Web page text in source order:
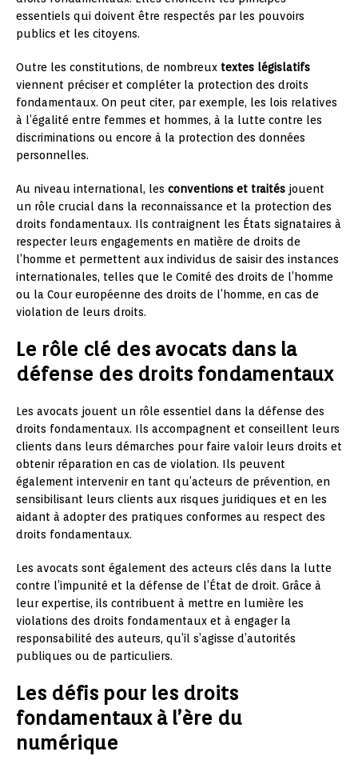
essentiels qui doivent être respectés par les pouvoirs
publics et les citoyens.
Outre les constitutions, de nombreux textes législatifs
viennent préciser et compléter la protection des droits
fondamentaux. On peut citer, par exemple, les lois relatives
à l’égalité entre femmes et hommes, à la lutte contre les
discriminations ou encore à la protection des données
personnelles.
Au niveau international, les conventions et traités jouent
un rôle crucial dans la reconnaissance et la protection des
droits fondamentaux. Ils contraignent les États signataires à
respecter leurs engagements en matière de droits de
l’homme et permettent aux individus de saisir des instances
internationales, telles que le Comité des droits de l’homme
ou la Cour européenne des droits de l’homme, en cas de
violation de leurs droits.
Le rôle clé des avocats dans la
défense des droits fondamentaux
Les avocats jouent un rôle essentiel dans la défense des
droits fondamentaux. Ils accompagnent et conseillent leurs
clients dans leurs démarches pour faire valoir leurs droits et
obtenir réparation en cas de violation. Ils peuvent
également intervenir en tant qu’acteurs de prévention, en
sensibilisant leurs clients aux risques juridiques et en les
aidant à adopter des pratiques conformes au respect des
droits fondamentaux.
Les avocats sont également des acteurs clés dans la lutte
contre l’impunité et la défense de l’État de droit. Grâce à
leur expertise, ils contribuent à mettre en lumière les
violations des droits fondamentaux et à engager la
responsabilité des auteurs, qu’il s’agisse d’autorités
publiques ou de particuliers.
Les défis pour les droits
fondamentaux à l’ère du
numérique